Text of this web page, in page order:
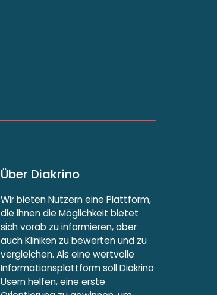
Über Diakrino
Wir bieten Nutzern eine Plattform,
die ihnen die Möglichkeit bietet
sich vorab zu informieren, aber
auch Kliniken zu bewerten und zu
vergleichen. Als eine wertvolle
Informationsplattform soll Diakrino
Usern helfen, eine erste